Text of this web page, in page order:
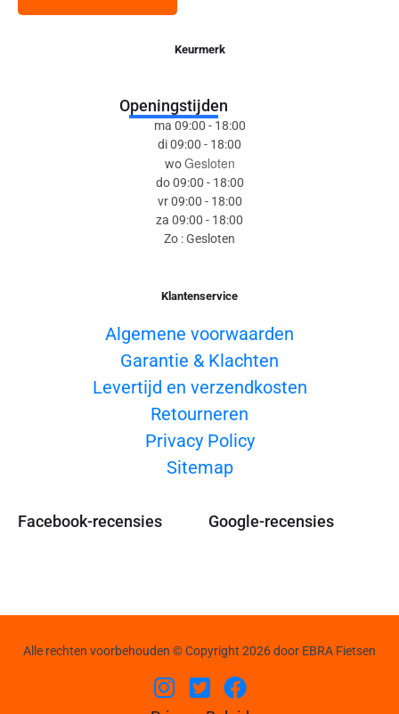
Keurmerk
Openingstijden
ma 09:00 - 18:00
di 09:00 - 18:00
woGesloten
do 09:00 - 18:00
vr 09:00 - 18:00
za 09:00 - 18:00
Zo : Gesloten
Klantenservice
Algemene voorwaarden
Garantie & Klachten
Levertijd en verzendkosten
Retourneren
Privacy Policy
Sitemap
Facebook-recensies Google-recensies
Alle rechten voorbehouden © Copyright 2026 door EBRA Fietsen